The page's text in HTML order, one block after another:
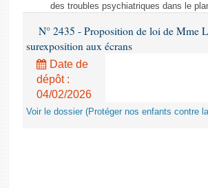
des troubles psychiatriques dans le
N° 2435 - Proposition de loi de Mme
surexposition aux écrans
Date de
dépôt :
04/02/2026
Voir le dossier (Protéger nos enfants contre